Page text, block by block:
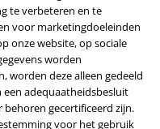
te verbeteren en te
voor marketingdoeleinden
onze website, op sociale
worden
worden deze alleen gedeeld
adequaatheidsbesluit
behoren gecertificeerd zijn.
voor het gebruik